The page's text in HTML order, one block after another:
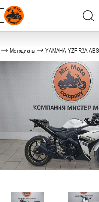
Мотоциклы YAMAHA YZF-R3A ABS